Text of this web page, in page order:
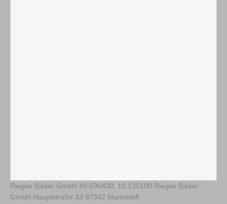
Riegler Bäder GmbH 49.696400 10.135100 Riegler Bäder
GmbH Hauptstraße 33 97342 Marktsteft